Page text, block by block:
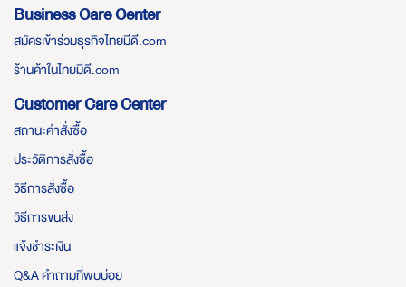
Business Care Center
สมัครเข้าร่วมธุรกิจไทยมีดี.com
ร้านค้าในไทยมีดี.com
Customer Care Center
สถานะคำสั่งซื้อ
ประวัติการสั่งซื้อ
วิธีการสั่งซื้อ
วิธีการขนส่ง
แจ้งชำระเงิน
Q&A คำถามที่พบบ่อย